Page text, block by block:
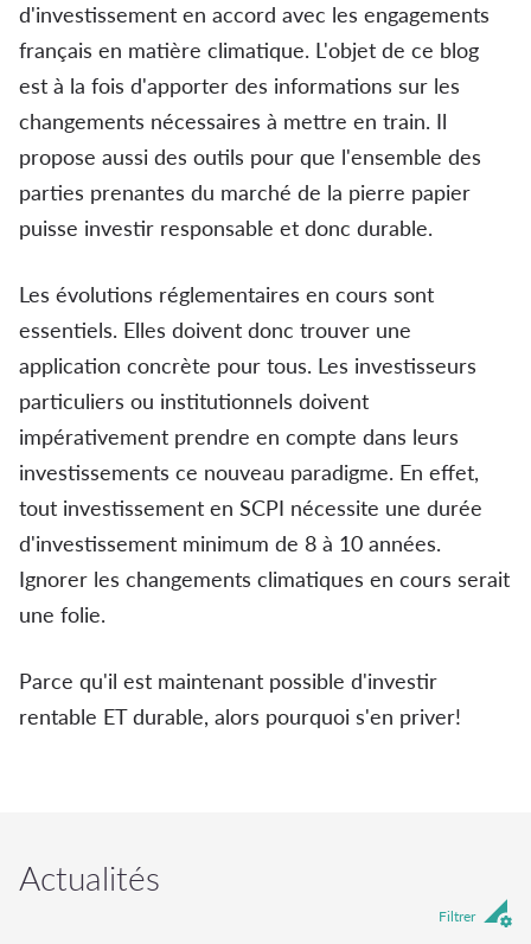
d'investissement en accord avec les engagements
français en matière climatique. L'objet de ce blog
est à la fois d'apporter des informations sur les
changements nécessaires à mettre en train. Il
propose aussi des outils pour que l'ensemble des
parties prenantes du marché de la pierre papier
puisse investir responsable et donc durable.
Les évolutions réglementaires en cours sont
essentiels. Elles doivent donc trouver une
application concrète pour tous. Les investisseurs
particuliers ou institutionnels doivent
impérativement prendre en compte dans leurs
investissements ce nouveau paradigme. En effet,
tout investissement en SCPI nécessite une durée
d'investissement minimum de 8 à 10 années.
Ignorer les changements climatiques en cours serait
une folie.
Parce qu'il est maintenant possible d'investir
rentable ET durable, alors pourquoi s'en priver!
Actualités
Filtrer